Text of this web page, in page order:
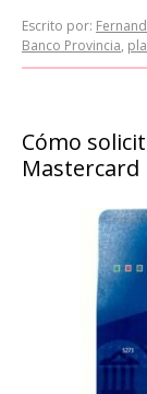
Escrito por:
Banco Provincia,
Cómo
Mastercard